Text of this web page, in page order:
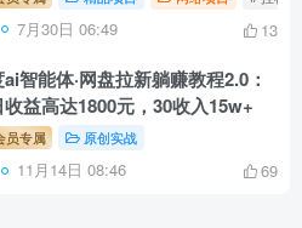
7月30日 06:49 13
智能体·网盘拉新躺赚教程2.0：
益高达1800元，30收入15w+
员专属 原创实战
11月14日 08:46 69